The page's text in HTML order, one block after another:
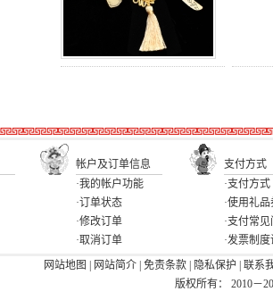
帐户及订单信息
支付方式
·我的帐户功能
·订单状态
·修改订单
·取消订单
·支付方式
·使用礼品
·支付常
·发票制
网站地图
网站简介 免责条款 隐私保护
联系
版权所有： 2010－